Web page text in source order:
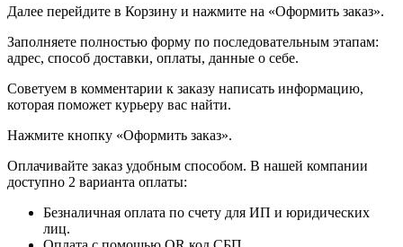
Далее перейдите в Корзину и нажмите на «Оформить заказ».
​​​​​​​Заполняете полностью форму по последовательным этапам:
адрес, способ доставки, оплаты, данные о себе.
​​​​​​​Советуем в комментарии к заказу написать информацию,
которая поможет курьеру вас найти.
​​​​​​​Нажмите кнопку «Оформить заказ».
Оплачивайте заказ удобным способом. В нашей компании
доступно 2 варианта оплаты:
Безналичная оплата по счету для ИП и юридических
лиц.